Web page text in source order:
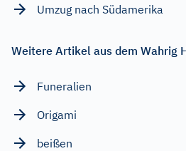
Umzug nach Südamerika
Weitere Artikel aus dem Wahrig
Funeralien
Origami
beißen